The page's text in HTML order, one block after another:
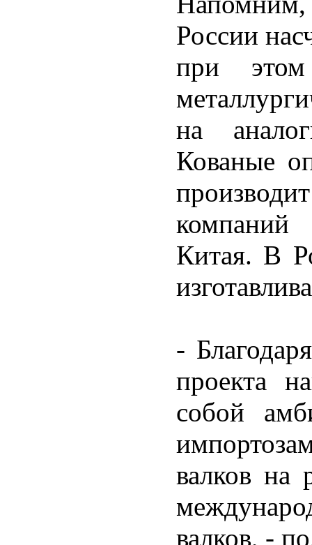
России
при
на
Кованые
Китая. В
-
проекта
собой
валков на
валков, -